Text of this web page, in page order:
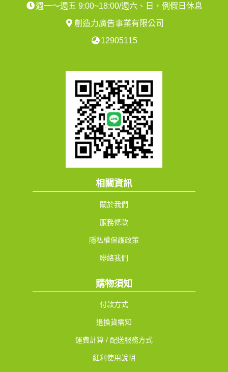
週一～週五 9:00~18:00/週六、日，例假日休息
創造力廣告事業有限公司
12905115
相關資訊
關於我們
服務條款
隱私權保護政策
聯絡我們
購物須知
付款方式
退換貨需知
運費計算 / 配送服務方式
紅利使用說明